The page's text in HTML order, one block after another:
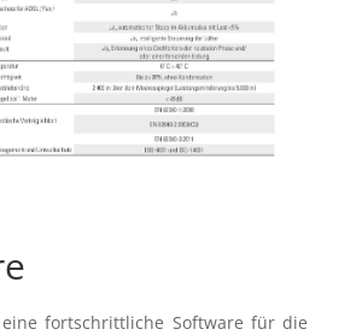
fortschrittliche Software für die